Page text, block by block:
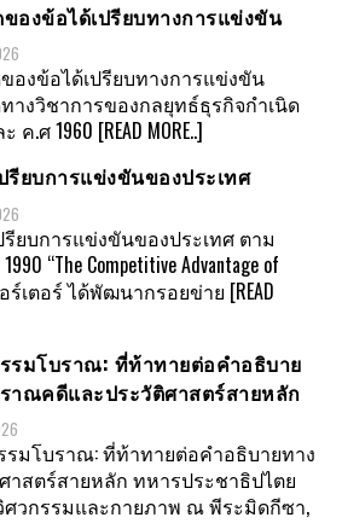
องข้อได้เปรียบทางการแข่งขัน
องข้อได้เปรียบทางการแข่งขัน
างวิชาการของกลยุทธ์ธุรกิจกำเนิด
ค.ศ 1960 [READ MORE..]
รียบการแข่งขันของประเทศ
รียบการแข่งขันของประเทศ ตาม
“The Competitive Advantage of
อร์เตอร์ ได้พัฒนากรอยข่าย [READ
รมโบราณ: ที่ท้าทายต่อคำอธิบาย
าณคดีและประวัติศาสตร์สายหลัก
รมโบราณ: ที่ท้าทายต่อคำอธิบายทาง
สตร์สายหลัก ทหารประชาธิปไตย
วกรรมและกายภาพ ณ พีระมิดกีซา,